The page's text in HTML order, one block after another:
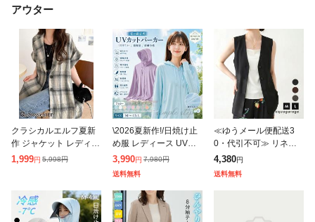
アウター
クラシカルエルフ夏新
作 ジャケット レディー
ス 夏 薄手 大きいサイ
ドジャ
1,999円 5,998円
\2026夏新作!/日焼け止
め服 レディース UVパ
ーカー UV UPF50+ UV
カット ラッシュガード
ブルゾン レディース
3,990円 7,980円
送料無料
≪ゆうメール便配送3
0・代引不可≫ リネン
ライクノーカラージレ
春 夏 秋 M L アクアガレ
ージ aquagarage
4,380円
送料無料